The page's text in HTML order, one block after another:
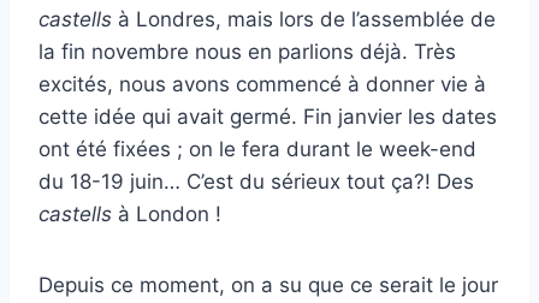
castells à Londres, mais lors de l’assemblée de
la fin novembre nous en parlions déjà. Très
excités, nous avons commencé à donner vie à
cette idée qui avait germé. Fin janvier les dates
ont été fixées ; on le fera durant le week-end
du 18-19 juin… C’est du sérieux tout ça?! Des
castells à London !
Depuis ce moment, on a su que ce serait le jour